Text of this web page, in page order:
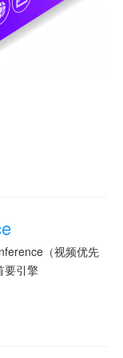
（视频优先
要引擎